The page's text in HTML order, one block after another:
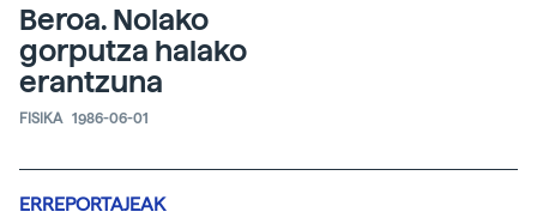
Beroa. Nolako
gorputza halako
erantzuna
FISIKA 1986-06-01
ERREPORTAJEAK